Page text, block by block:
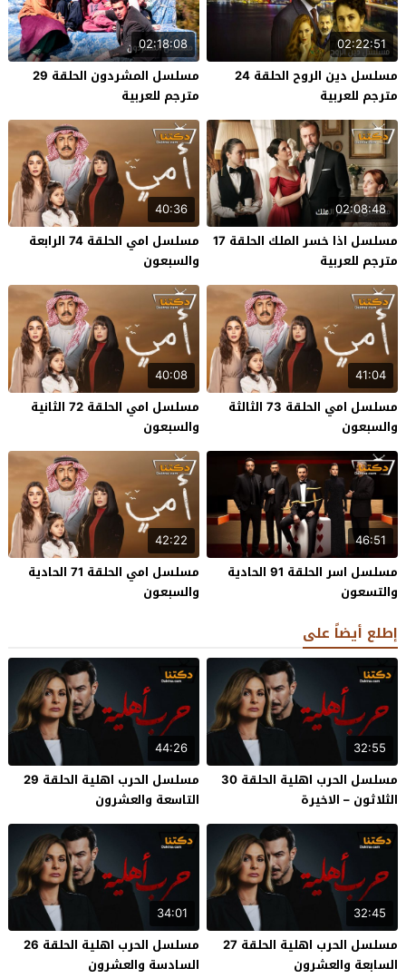
02:22:51
مسلسل دين الروح الحلقة 24
مترجم للعربية
02:18:08
مسلسل المشردون الحلقة 29
مترجم للعربية
02:08:48
مسلسل اذا خسر الملك الحلقة 17
مترجم للعربية
40:36
مسلسل امي الحلقة 74 الرابعة
والسبعون
41:04
مسلسل امي الحلقة 73 الثالثة
والسبعون
40:08
مسلسل امي الحلقة 72 الثانية
والسبعون
46:51
مسلسل اسر الحلقة 91 الحادية
والتسعون
42:22
مسلسل امي الحلقة 71 الحادية
والسبعون
إطلع أيضاً على
32:55
مسلسل الحرب اهلية الحلقة 30
الثلاثون – الاخيرة
44:26
مسلسل الحرب اهلية الحلقة 29
التاسعة والعشرون
32:45
مسلسل الحرب اهلية الحلقة 27
السابعة والعشرون
34:01
مسلسل الحرب اهلية الحلقة 26
السادسة والعشرون